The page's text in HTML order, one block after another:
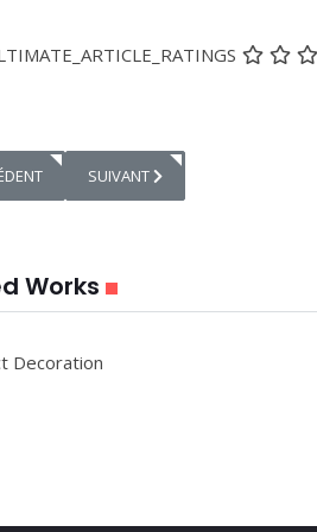
PRÉCÉDENT : PRODUCT DECORATION
ARTICLE SUIVANT : CHART
SUIVANT
Works